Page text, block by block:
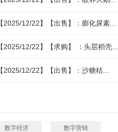
【2025/12/22】【出售】：膨化尿素...
【2025/12/22】【求购】 ：头层稻壳...
【2025/12/22】【出售】：沙糖桔...
数字经济 数字营销